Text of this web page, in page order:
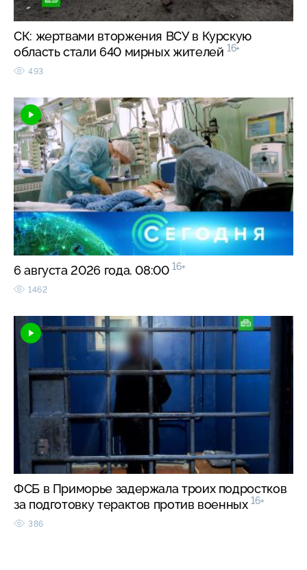
СК: жертвами вторжения ВСУ в Курскую
область стали 640 мирных жителей 16+
493
6 августа 2026 года. 08:00 16+
1462
ФСБ в Приморье задержала троих подростков
за подготовку терактов против военных 16+
386